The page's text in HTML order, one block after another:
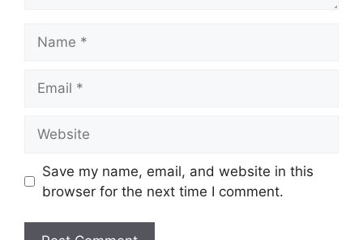
Save my name, email, and website in this
browser for the next time I comment.